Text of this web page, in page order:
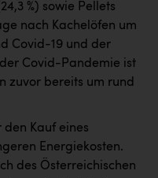
%) sowie Pellets
nach Kachelöfen um
Covid-19 und der
Covid-Pandemie ist
zuvor bereits um rund
den Kauf eines
Energiekosten.
des Österreichischen